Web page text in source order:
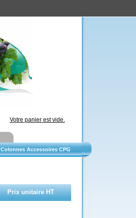
Votre panier est vide.
Colonnes Accessoires CPG
Prix unitaire HT